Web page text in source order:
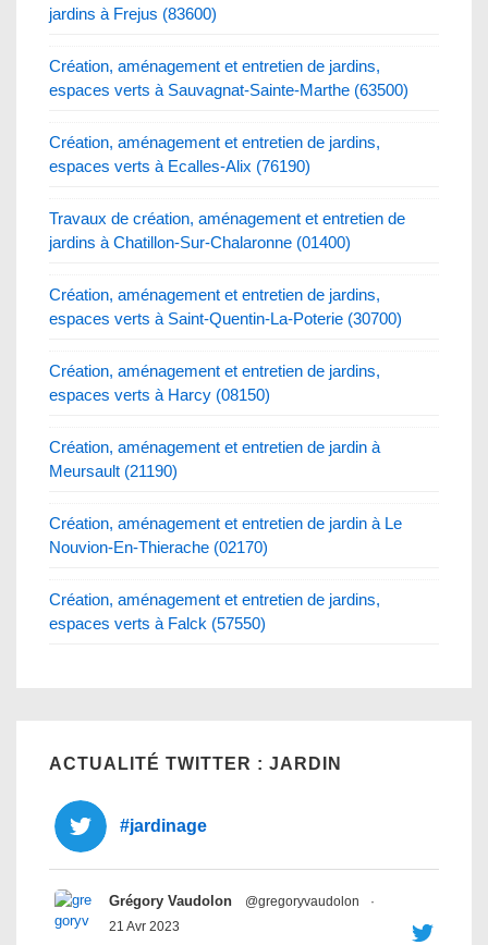
jardins à Frejus (83600)
Création, aménagement et entretien de jardins,
espaces verts à Sauvagnat-Sainte-Marthe (63500)
Création, aménagement et entretien de jardins,
espaces verts à Ecalles-Alix (76190)
Travaux de création, aménagement et entretien de
jardins à Chatillon-Sur-Chalaronne (01400)
Création, aménagement et entretien de jardins,
espaces verts à Saint-Quentin-La-Poterie (30700)
Création, aménagement et entretien de jardins,
espaces verts à Harcy (08150)
Création, aménagement et entretien de jardin à
Meursault (21190)
Création, aménagement et entretien de jardin à Le
Nouvion-En-Thierache (02170)
Création, aménagement et entretien de jardins,
espaces verts à Falck (57550)
ACTUALITÉ TWITTER : JARDIN
#jardinage
Grégory Vaudolon @gregoryvaudolon
·
21 Avr 2023